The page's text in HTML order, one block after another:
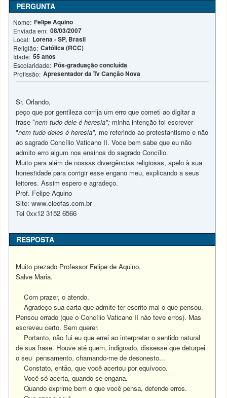
PERGUNTA
Nome: Felipe Aquino
Enviada em: 08/03/2007
Local: Lorena - SP, Brasil
Religião: Católica (RCC)
Idade: 55 anos
Escolaridade: Pós-graduação concluída
Profissão: Apresentador da Tv Canção Nova
Sr. Orlando,
peço que por gentileza corrija um erro que cometi ao digitar a
frase "nem tudo dele é heresia"; minha intenção foi escrever
"nem tudo deles é heresia", me referindo ao protestantismo e não
ao sagrado Concílio Vaticano II. Voce bem sabe que eu não
admito erro algum nos ensinos do sagrado Concílio.
Muito para além de nossas divergências religiosas, apelo à sua
honestidade para corrigir esse engano meu, explicando a seus
leitores. Assim espero e agradeço.
Prof. Felipe Aquino
Site: www.cleofas.com.br
Tel 0xx12 3152 6566
RESPOSTA
Muito prezado Professor Felipe de Aquino,
Salve Maria.
Com prazer, o atendo.
Agradeço sua carta que admite ter escrito mal o que pensou.
Pensou errado (que o Concílio Vaticano II não teve erros). Mas
escreveu certo.Sem querer.
Portanto, não fui eu que errei ao interpretar o sentido natural
de sua frase. Houve até quem, indignado, dissesse que deturpei
o seu pensamento, chamando-me de desonesto...
Constato, então, que você acertou por equívoco.
Você só acerta, quando se engana.
Quando exprime bem o que você pensa, defende erros.